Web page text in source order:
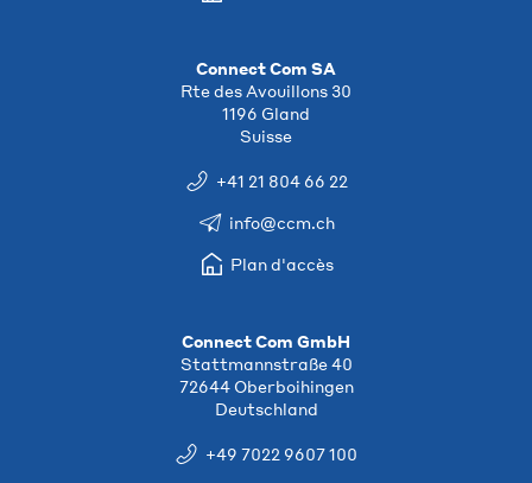
Connect Com SA
Rte des Avouillons 30
1196 Gland
Suisse
+41 21 804 66 22
info@ccm.ch
Plan d'accès
Connect Com GmbH
Stattmannstraße 40
72644 Oberboihingen
Deutschland
+49 7022 9607 100